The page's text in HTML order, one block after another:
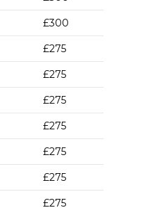
£300
£275
£275
£275
£275
£275
£275
£275